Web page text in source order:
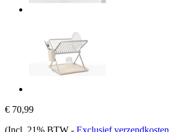
€ 70,99
(Incl. 21% BTW - Exclusief verzendkosten